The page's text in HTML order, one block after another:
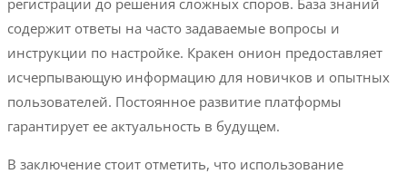
содержит ответы на часто задаваемые вопросы и
инструкции по настройке. Кракен онион предоставляет
исчерпывающую информацию для новичков и опытных
пользователей. Постоянное развитие платформы
гарантирует ее актуальность в будущем.
В заключение стоит отметить, что использование